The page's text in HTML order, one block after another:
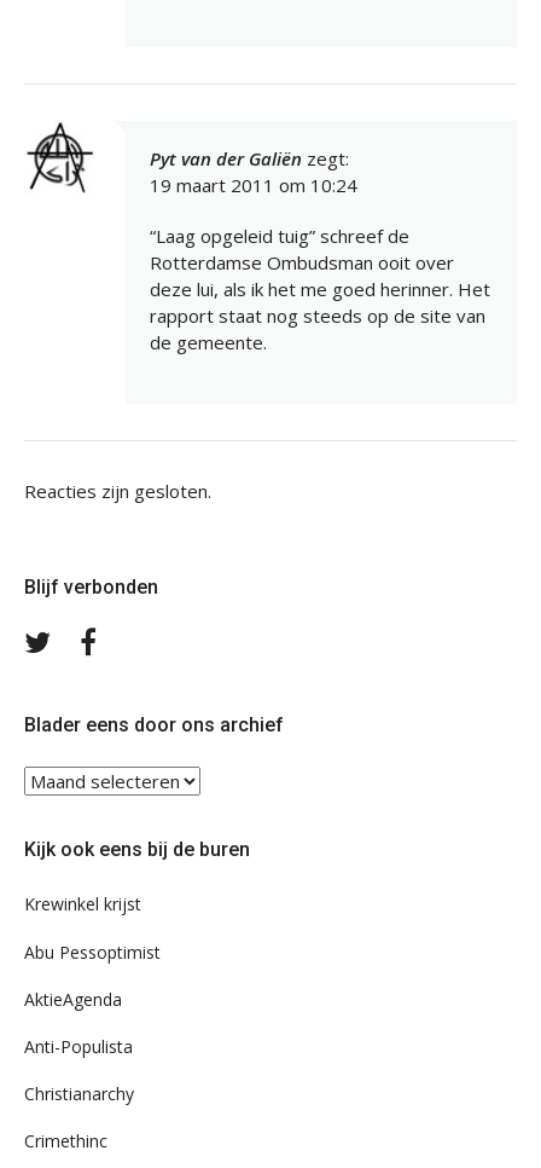
Pyt van der Galiën zegt:
19 maart 2011 om 10:24
“Laag opgeleid tuig” schreef de
Rotterdamse Ombudsman ooit over
deze lui, als ik het me goed herinner. Het
rapport staat nog steeds op de site van
de gemeente.
Reacties zijn gesloten.
Blijf verbonden
Volg
Blader eens door ons archief
Blader
ons
Kijk ook eens bij de buren
Krewinkel krijst
Abu Pessoptimist
AktieAgenda
Anti-Populista
Christianarchy
Crimethinc